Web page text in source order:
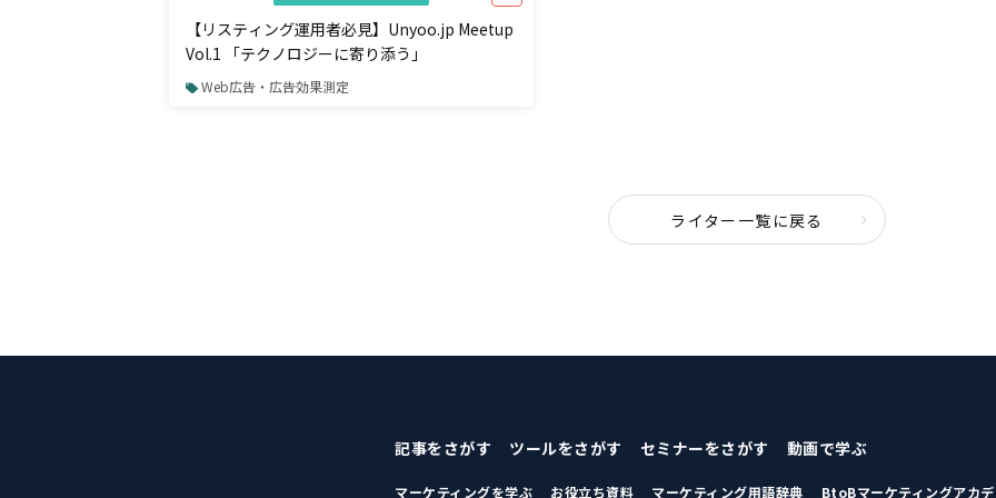
【リスティング運用者必見】Unyoo.jp Meetup
Vol.1 「テクノロジーに寄り添う」
Web広告・広告効果測定
ライター一覧に戻る
記事をさがす ツールをさがす セミナーをさがす 動画で学ぶ
マーケティングを学ぶ お役立ち資料 マーケティング用語辞典 BtoBマーケティングアカ